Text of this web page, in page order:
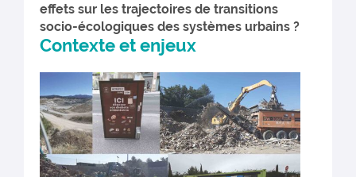
effets sur les trajectoires de transitions
socio-écologiques des systèmes urbains ?
Contexte et enjeux